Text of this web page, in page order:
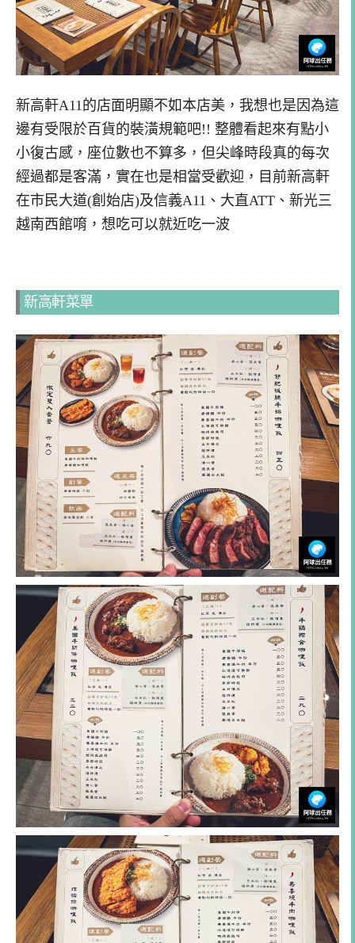
新高軒A11的店面明顯不如本店美，我想也是因為這
邊有受限於百貨的裝潢規範吧!! 整體看起來有點小
小復古感，座位數也不算多，但尖峰時段真的每次
經過都是客滿，實在也是相當受歡迎，目前新高軒
在市民大道(創始店)及信義A11、大直ATT、新光三
越南西館唷，想吃可以就近吃一波
新高軒菜單